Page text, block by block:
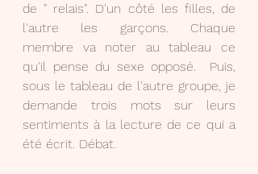
de " relais". D'un côté les filles, de
l'autre les garçons. Chaque
membre va noter au tableau ce
qu'il pense du sexe opposé.  Puis,
sous le tableau de l'autre groupe, je
demande trois mots sur leurs
sentiments à la lecture de ce qui a
été écrit. Débat.